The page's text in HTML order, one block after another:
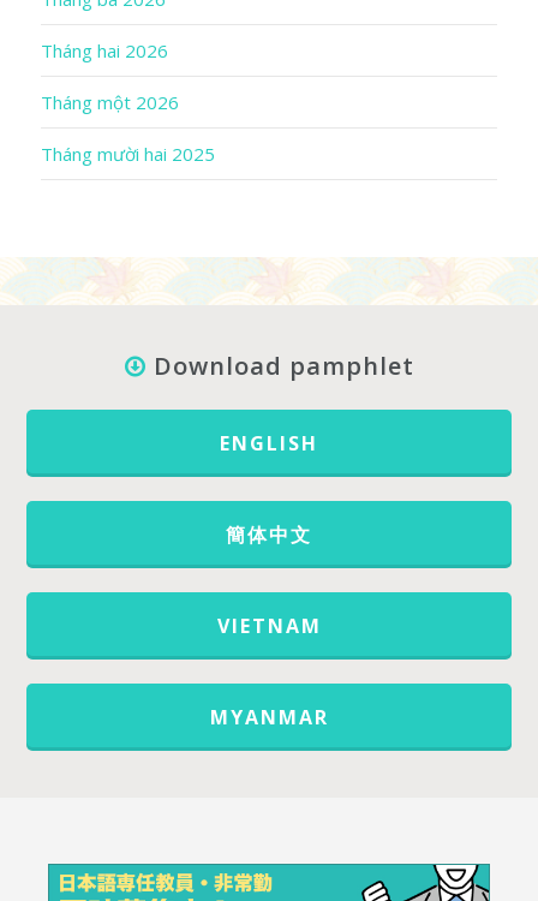
Tháng hai 2026
Tháng một 2026
Tháng mười hai 2025
Download pamphlet
ENGLISH
簡体中文
VIETNAM
MYANMAR